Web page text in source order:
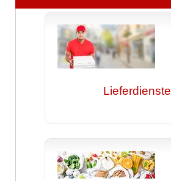
Lieferdienste